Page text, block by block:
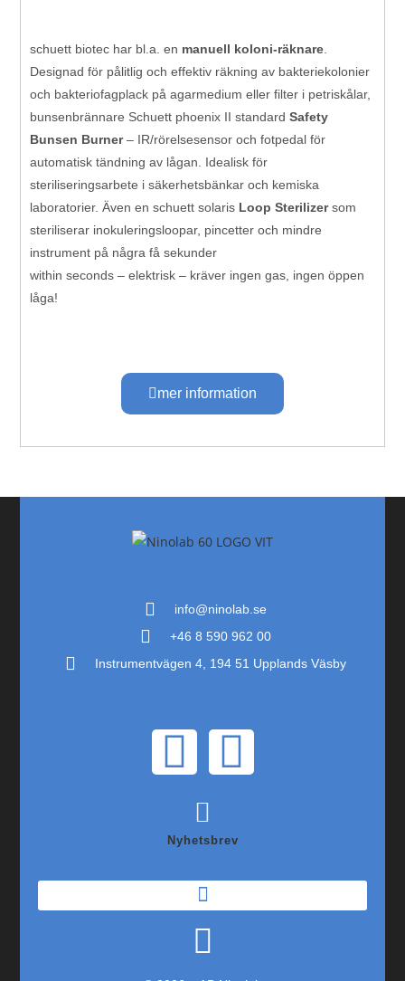
schuett biotec har bl.a. en manuell koloni-räknare
Designad för pålitlig och effektiv räkning av bakteriekolonier
och bakteriofagplack på agarmedium eller filter i petriskålar,
bunsenbrännare Schuett phoenix II standardSafety
Bunsen Burner– IR/rörelsesensor och fotpedal för
automatisk tändning av lågan. Idealisk för
steriliseringsarbete i säkerhetsbänkar och kemiska
laboratorier. Även en schuett solaris Loop Sterilizersom
steriliserar inokuleringsloopar, pincetter och mindre
instrument på några få sekunder
within seconds – elektrisk – kräver ingen gas, ingen öppen
låga!
mer information
info@ninolab.se
+46 8 590 962 00
Instrumentvägen 4, 194 51 Upplands Väsby
Nyhetsbrev